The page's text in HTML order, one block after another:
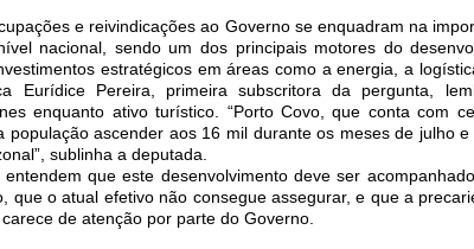
e reivindicações ao Governo se enquadram na
nacional, sendo um dos principais motores do
estratégicos em áreas como a energia, a
Eurídice Pereira, primeira subscritora da pergunta,
enquanto ativo turístico. “Porto Covo, que conta com
população ascender aos 16 mil durante os meses de julho
sublinha a deputada.
que este desenvolvimento deve ser
que o atual efetivo não consegue assegurar, e que a
de atenção por parte do Governo.